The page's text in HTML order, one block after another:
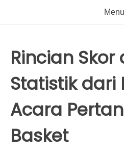
Menu
Rincian Skor
Statistik dari
Acara
Basket